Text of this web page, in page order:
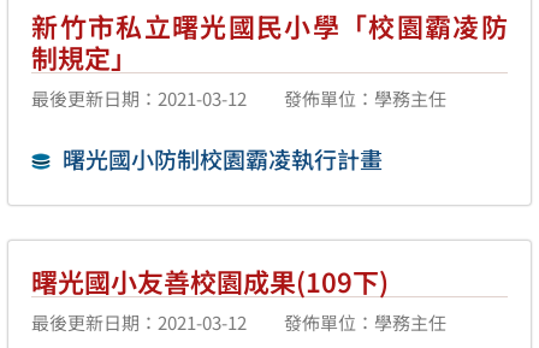
新竹市私立曙光國民小學「校園霸凌防
制規定」
最後更新日期：2021-03-12 發佈單位：學務主任
曙光國小防制校園霸凌執行計畫
曙光國小友善校園成果(109下)
最後更新日期：2021-03-12 發佈單位：學務主任